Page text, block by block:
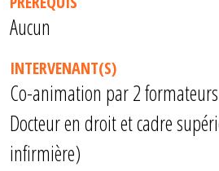
Aucun
INTERVENANT(S)
Co-animation par 2
Docteur en droit et cadre
infirmière)